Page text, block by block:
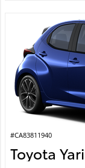
#CA83811940
Toyota